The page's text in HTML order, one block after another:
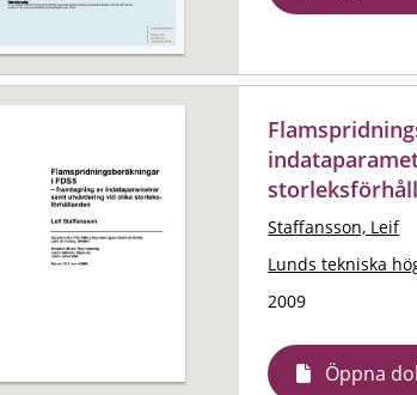
Staffansson, Leif
Lunds tekniska
2009
Öppna